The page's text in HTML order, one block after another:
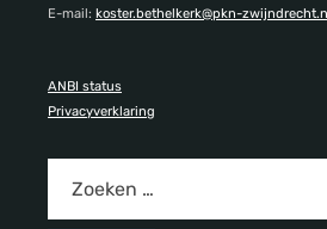
E-mail: koster.bethelkerk@pkn-
ANBI status
Privacyverklaring